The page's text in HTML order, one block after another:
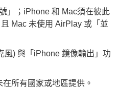
iPhone 和 Mac須在彼此
Mac 未使用 AirPlay 或「並
與「iPhone 鏡像輸出」功
有國家或地區提供。